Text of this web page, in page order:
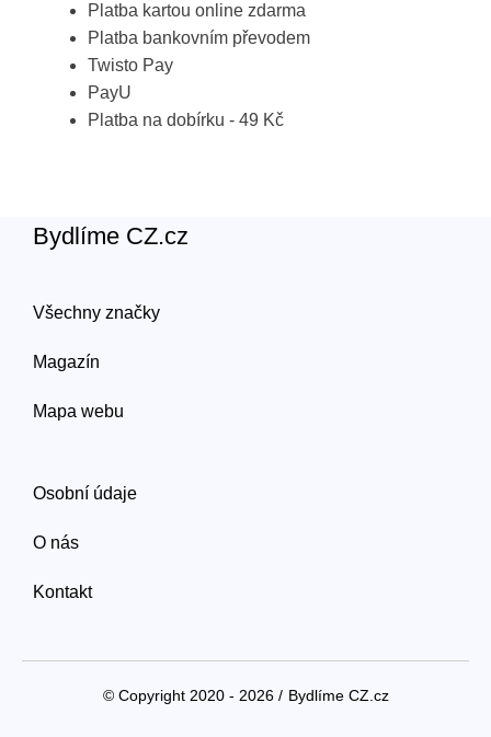
Platba kartou online zdarma
Platba bankovním převodem
Twisto Pay
PayU
Platba na dobírku - 49 Kč
Bydlíme CZ.cz
Všechny značky
Magazín
Mapa webu
Osobní údaje
O nás
Kontakt
© Copyright 2020 - 2026 / Bydlíme CZ.cz